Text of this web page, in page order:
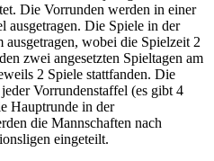
Die Vorrunden werden in einer
ausgetragen. Die Spiele in der
wobei die Spielzeit 2
zwei angesetzten Spieltagen am
2 Spiele stattfanden. Die
Vorrundenstaffel (es gibt 4
Hauptrunde in der
die Mannschaften nach
eingeteilt.